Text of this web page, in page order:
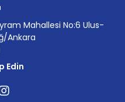
Mahallesi No:6 Ulus-
Ankara
Edin